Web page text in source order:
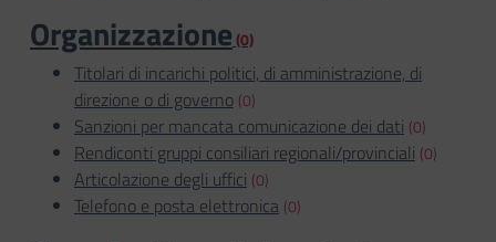
Organizzazione(0)
Titolari di incarichi politici, di amministrazione, di
direzione o di governo (0)
Sanzioni per mancata comunicazione dei dati (0)
Rendiconti gruppi consiliari regionali/provinciali (0)
Articolazione degli uffici (0)
Telefono e posta elettronica (0)